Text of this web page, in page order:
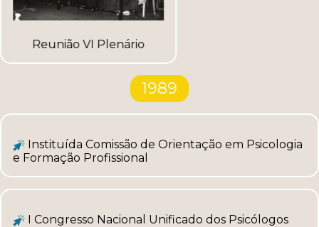
Reunião VI Plenário
1989
Instituída Comissão de Orientação em Psicologia
e Formação Profissional
I Congresso Nacional Unificado dos Psicólogos